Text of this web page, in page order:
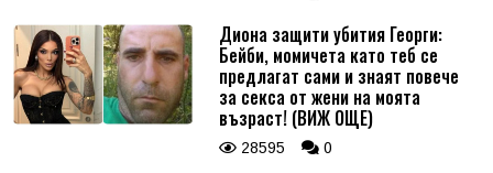
Диона защити убития Георги:
Бейби, момичета като теб се
предлагат сами и знаят повече
за секса от жени на моята
възраст! (ВИЖ ОЩЕ)
28595 0